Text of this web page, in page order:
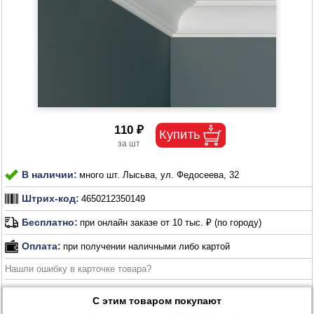
110 ₽
В наличии: много шт. Лысьва, ул. Федосеева, 32
Штрих-код: 4650212350149
Бесплатно: при онлайн заказе от 10 тыс. ₽ (по городу)
Оплата: при получении наличными либо картой
Нашли ошибку в карточке товара?
С этим товаром покупают